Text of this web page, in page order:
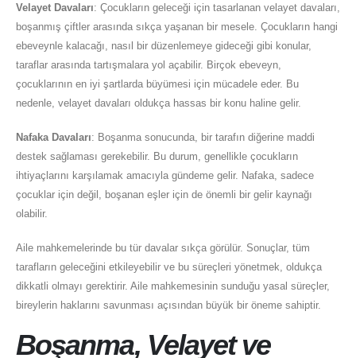
Velayet Davaları: Çocukların geleceği için tasarlanan velayet davaları,
boşanmış çiftler arasında sıkça yaşanan bir mesele. Çocukların hangi
ebeveynle kalacağı, nasıl bir düzenlemeye gideceği gibi konular,
taraflar arasında tartışmalara yol açabilir. Birçok ebeveyn,
çocuklarının en iyi şartlarda büyümesi için mücadele eder. Bu
nedenle, velayet davaları oldukça hassas bir konu haline gelir.
Nafaka Davaları: Boşanma sonucunda, bir tarafın diğerine maddi
destek sağlaması gerekebilir. Bu durum, genellikle çocukların
ihtiyaçlarını karşılamak amacıyla gündeme gelir. Nafaka, sadece
çocuklar için değil, boşanan eşler için de önemli bir gelir kaynağı
olabilir.
Aile mahkemelerinde bu tür davalar sıkça görülür. Sonuçlar, tüm
tarafların geleceğini etkileyebilir ve bu süreçleri yönetmek, oldukça
dikkatli olmayı gerektirir. Aile mahkemesinin sunduğu yasal süreçler,
bireylerin haklarını savunması açısından büyük bir öneme sahiptir.
Boşanma, Velayet ve